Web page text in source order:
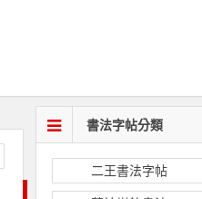
書法字帖分類
二王書法字帖